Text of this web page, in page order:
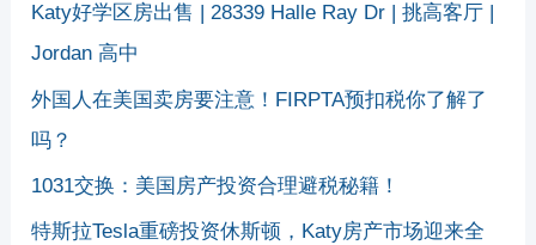
Katy好学区房出售 | 28339 Halle Ray Dr | 挑高客厅 |
Jordan 高中
外国人在美国卖房要注意！FIRPTA预扣税你了解了
吗？
1031交换：美国房产投资合理避税秘籍！
特斯拉Tesla重磅投资休斯顿，Katy房产市场迎来全